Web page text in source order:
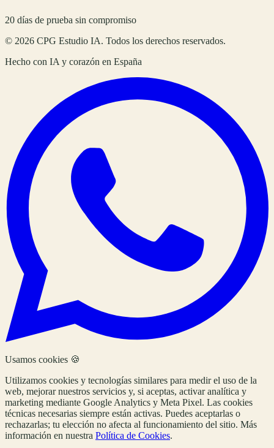
20 días de prueba sin compromiso
© 2026 CPG Estudio IA. Todos los derechos reservados.
Hecho con IA y corazón en España
Usamos cookies 🍪
Utilizamos cookies y tecnologías similares para medir el uso de la
web, mejorar nuestros servicios y, si aceptas, activar analítica y
marketing mediante Google Analytics y Meta Pixel. Las cookies
técnicas necesarias siempre están activas. Puedes aceptarlas o
rechazarlas; tu elección no afecta al funcionamiento del sitio. Más
información en nuestra Política de Cookies.